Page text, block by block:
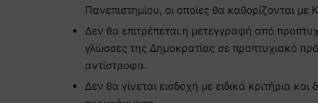
Πανεπιστημίου, οι οποίες θα καθορίζονται
Δεν θα επιτρέπεται η μετεγγραφή από
γλώσσες της Δημοκρατίας σε προπτυχιακό
αντίστροφα.
Δεν θα γίνεται εισδοχή με ειδικά κριτήρια